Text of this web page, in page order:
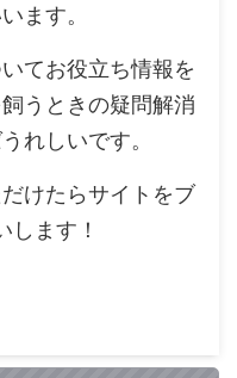
ます。
てお役立ち情報を
うときの疑問解消
れしいです。
けたらサイトをブ
します！